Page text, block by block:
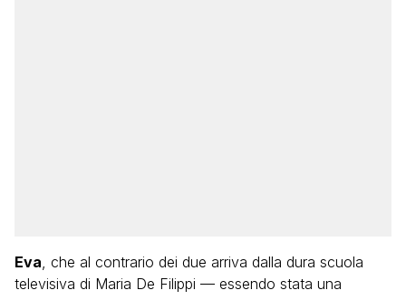
Eva, che al contrario dei due arriva dalla dura scuola
televisiva di Maria De Filippi — essendo stata una